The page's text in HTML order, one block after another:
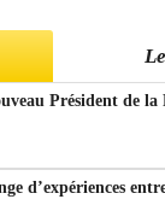
Président de
d’expériences